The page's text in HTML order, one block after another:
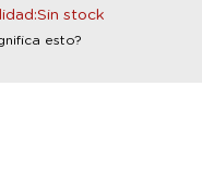
stock
esto?